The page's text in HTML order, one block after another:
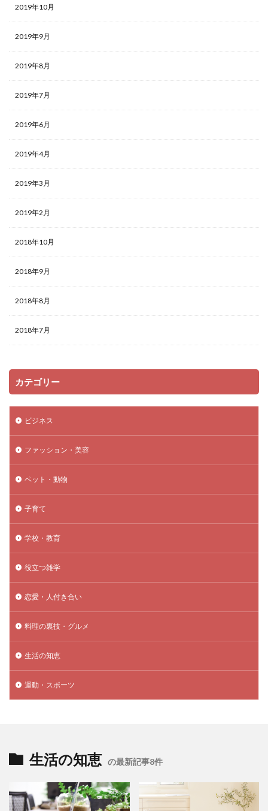
2019年10月
2019年9月
2019年8月
2019年7月
2019年6月
2019年4月
2019年3月
2019年2月
2018年10月
2018年9月
2018年8月
2018年7月
カテゴリー
ビジネス
ファッション・美容
ペット・動物
子育て
学校・教育
役立つ雑学
恋愛・人付き合い
料理の裏技・グルメ
生活の知恵
運動・スポーツ
生活の知恵 の最新記事8件